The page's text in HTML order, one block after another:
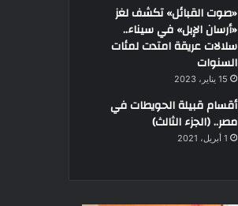
«صوت القبائل» تكشف لغز
«أرسان الإبل» في سيناء..
سلالات عريقة امتدت لمئات
السنوات
15 يناير، 2023
أقسام قبيلة الحويطات في
مصر.. (الجزء الثالث)
1 أبريل، 2021